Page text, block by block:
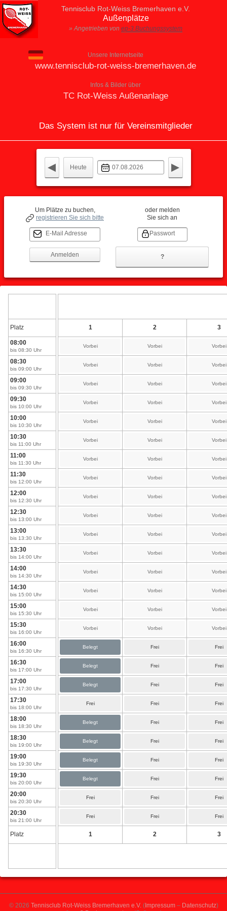
Tennisclub Rot-Weiss Bremerhaven e.V.
Außenplätze
» Angetrieben von ep-3 Buchungssystem
Unsere Internetseite
www.tennisclub-rot-weiss-bremerhaven.de
Infos & Bilder über
TC Rot-Weiss Außenanlage
Das System ist nur für Vereinsmitglieder
Heute
Um Plätze zu buchen,
registrieren Sie sich bitte
oder melden
Sie sich an
E-Mail Adresse Passwort
?
Platz
08:00
bis 08:30 Uhr
08:30
bis 09:00 Uhr
09:00
bis 09:30 Uhr
09:30
bis 10:00 Uhr
10:00
bis 10:30 Uhr
10:30
bis 11:00 Uhr
11:00
bis 11:30 Uhr
11:30
bis 12:00 Uhr
12:00
bis 12:30 Uhr
12:30
bis 13:00 Uhr
13:00
bis 13:30 Uhr
13:30
bis 14:00 Uhr
14:00
bis 14:30 Uhr
14:30
bis 15:00 Uhr
15:00
bis 15:30 Uhr
15:30
bis 16:00 Uhr
16:00
bis 16:30 Uhr
16:30
bis 17:00 Uhr
17:00
bis 17:30 Uhr
17:30
bis 18:00 Uhr
18:00
bis 18:30 Uhr
18:30
bis 19:00 Uhr
19:00
bis 19:30 Uhr
19:30
bis 20:00 Uhr
20:00
bis 20:30 Uhr
20:30
bis 21:00 Uhr
Platz
1 2 3
Vorbei Vorbei Vorbei
Vorbei Vorbei Vorbei
Vorbei Vorbei Vorbei
Vorbei Vorbei Vorbei
Vorbei Vorbei Vorbei
Vorbei Vorbei Vorbei
Vorbei Vorbei Vorbei
Vorbei Vorbei Vorbei
Vorbei Vorbei Vorbei
Vorbei Vorbei Vorbei
Vorbei Vorbei Vorbei
Vorbei Vorbei Vorbei
Vorbei Vorbei Vorbei
Vorbei Vorbei Vorbei
Vorbei Vorbei Vorbei
Vorbei Vorbei Vorbei
Belegt Frei Frei
Belegt Frei Frei
Belegt Frei Frei
Frei Frei Frei
Belegt Frei Frei
Belegt Frei Frei
Belegt Frei Frei
Belegt Frei Frei
Frei Frei Frei
Frei Frei Frei
1 2 3
© 2026 Tennisclub Rot-Weiss Bremerhaven e.V.(Impressum– Datenschutz)